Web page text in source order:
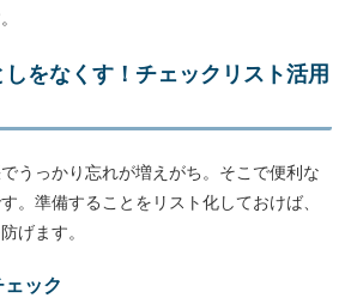
をなくす！チェックリスト活用
うっかり忘れが増えがち。そこで便利な
。準備することをリスト化しておけば、
げます。
ック